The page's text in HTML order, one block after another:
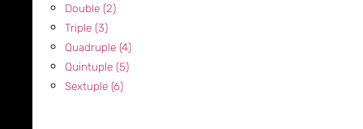
Double (2)
Triple (3)
Quadruple (4)
Quintuple (5)
Sextuple (6)